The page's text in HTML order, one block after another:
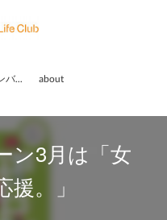
Lifeバックナンバー about
ン3月は「女
。」